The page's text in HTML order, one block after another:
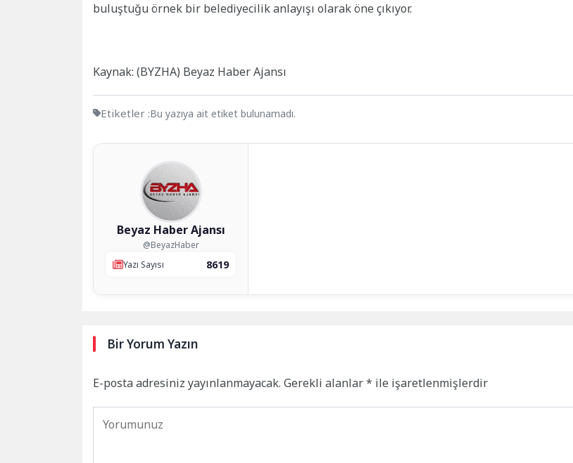
buluştuğu örnek bir belediyecilik anlayışı olarak öne çıkıyor.
Kaynak: (BYZHA) Beyaz Haber Ajansı
Etiketler :Bu yazıya ait etiket bulunamadı.
Beyaz Haber Ajansı
@BeyazHaber
Yazı Sayısı
8619
Bir Yorum Yazın
E-posta adresiniz yayınlanmayacak. Gerekli alanlar* ile işaretlenmişlerdir